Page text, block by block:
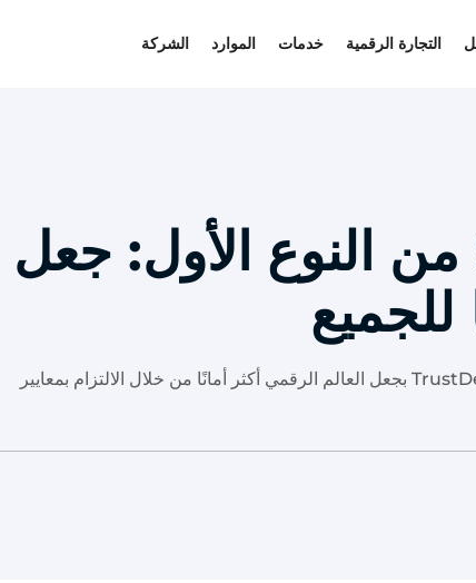
التجارة الرقمية خدمات الموارد الشركة
حول الامتثال لـ SOC 2 من النوع الأول: جعل
للجميع
الامتثال لمعايير SOC 2 من النوع الأول: تعرف على كيفية قيام TrustDecision بجعل العالم الرقمي أكثر أمانًا من خلال الالتزام بمعايير